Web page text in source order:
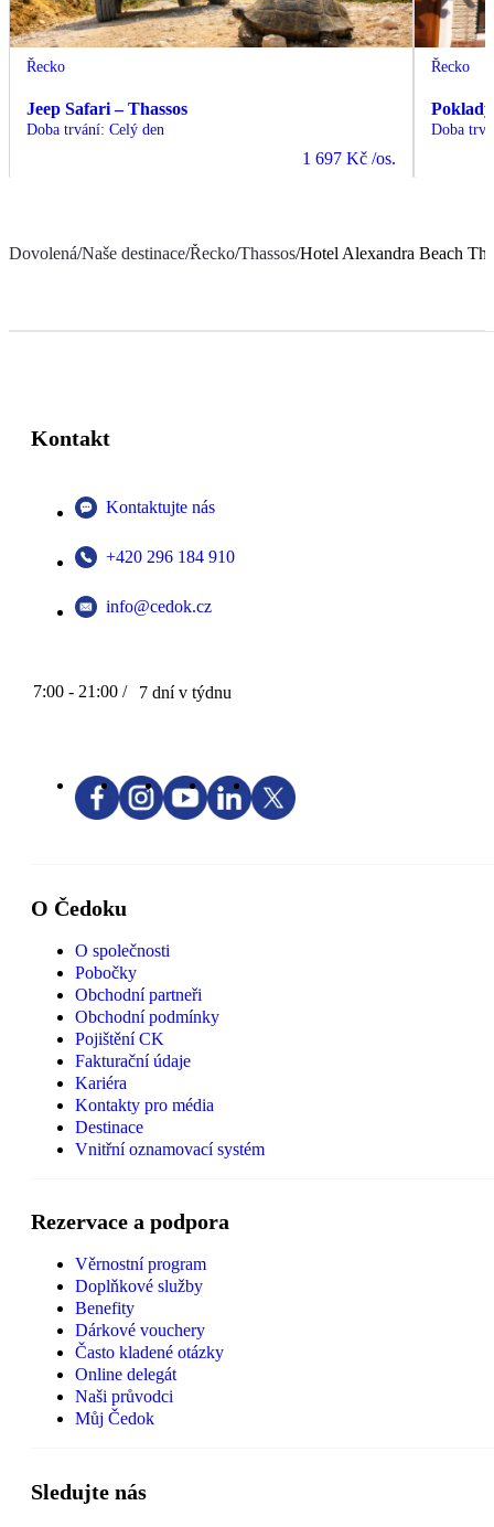
Řecko
Jeep Safari – Thassos
Doba trvání: Celý den
1 697 Kč /os.
Řecko
Doba
Dovolená/Naše destinace/Řecko/Thassos/Hotel Alexandra Beach
Kontakt
Kontaktujte nás
+420 296 184 910
info@cedok.cz
7:00 - 21:00 / 7 dní v týdnu
O Čedoku
O společnosti
Pobočky
Obchodní partneři
Obchodní podmínky
Pojištění CK
Fakturační údaje
Kariéra
Kontakty pro média
Destinace
Vnitřní oznamovací systém
Rezervace a podpora
Věrnostní program
Doplňkové služby
Benefity
Dárkové vouchery
Často kladené otázky
Online delegát
Naši průvodci
Můj Čedok
Sledujte nás